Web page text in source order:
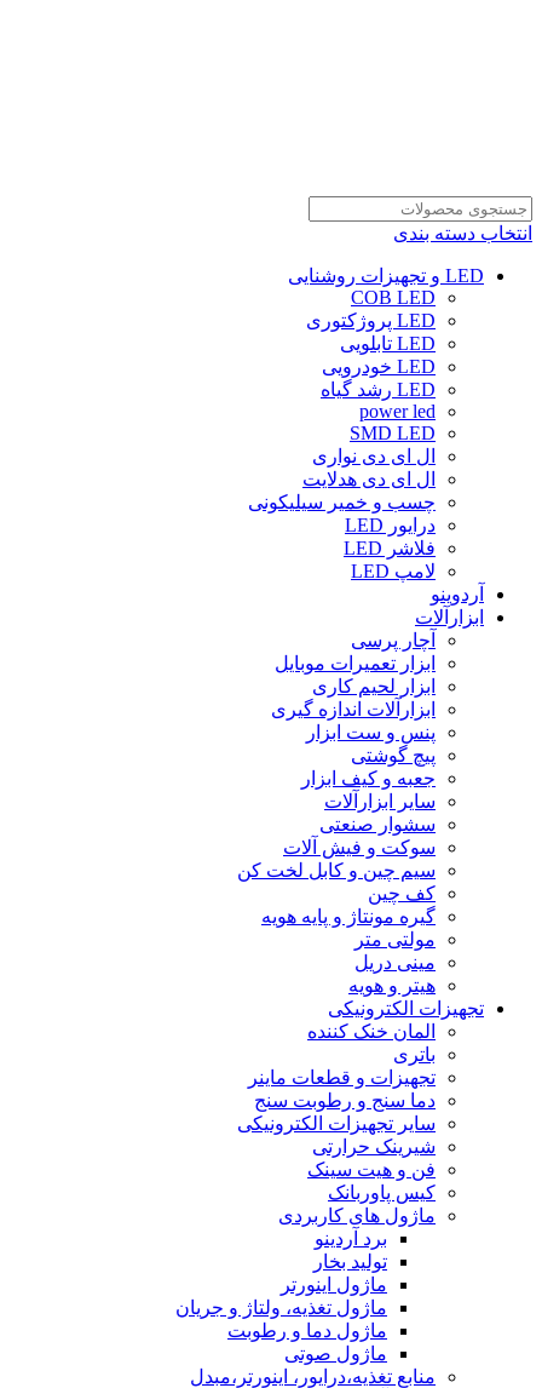
انتخاب دسته بندی
LED و تجهیزات روشنایی
COB LED
LED پروژکتوری
LED تابلویی
LED خودرویی
LED رشد گیاه
power led
SMD LED
ال ای دی نواری
ال ای دی هدلایت
چسب و خمیر سیلیکونی
درایور LED
فلاشر LED
لامپ LED
آردوینو
ابزارآلات
آچار پرسی
ابزار تعمیرات موبایل
ابزار لحیم کاری
ابزارآلات اندازه گیری
پنس و ست ابزار
پیچ گوشتی
جعبه و کیف ابزار
سایر ابزارآلات
سشوار صنعتی
سوکت و فیش آلات
سیم چین و کابل لخت کن
کف چین
گیره مونتاژ و پایه هویه
مولتی متر
مینی دریل
هیتر و هویه
تجهیزات الکترونیکی
المان خنک کننده
باتری
تجهیزات و قطعات ماینر
دما سنج و رطوبت سنج
سایر تجهیزات الکترونیکی
شیرینک حرارتی
فن و هیت سینک
کیس پاوربانک
ماژول های کاربردی
برد آردینو
تولید بخار
ماژول اینورتر
ماژول تغذیه، ولتاژ و جریان
ماژول دما و رطوبت
ماژول صوتی
منابع تغذیه،درایور، اینورتر،مبدل